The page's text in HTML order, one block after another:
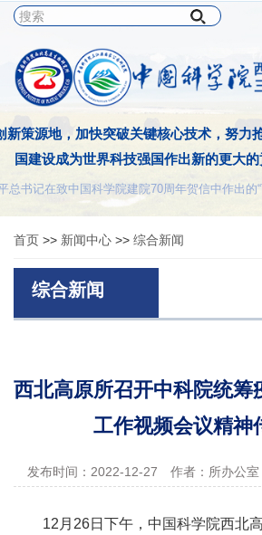
新策源地，加快突破关键核心技术，努力
国建设成为世界科技强国作出新的更大的
书记在致中国科学院建院70周年贺信中作出的
首页 >> 新闻中心 >> 综合新闻
综合新闻
西北高原所召开中科院统筹
工作视频会议精神
发布时间：2022-12-27 作者：所办公室
12月26日下午，中国科学院西北高